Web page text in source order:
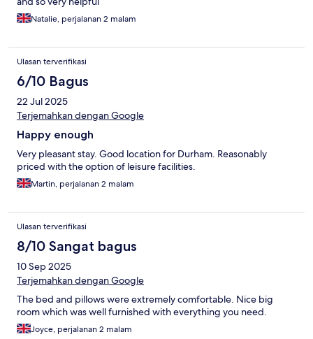
Natalie, perjalanan 2 malam
Ulasan terverifikasi
6/10 Bagus
22 Jul 2025
Terjemahkan dengan Google
Happy enough
Very pleasant stay. Good location for Durham. Reasonably
priced with the option of leisure facilities.
Martin, perjalanan 2 malam
Ulasan terverifikasi
8/10 Sangat bagus
10 Sep 2025
Terjemahkan dengan Google
The bed and pillows were extremely comfortable. Nice big
room which was well furnished with everything you need.
Joyce, perjalanan 2 malam